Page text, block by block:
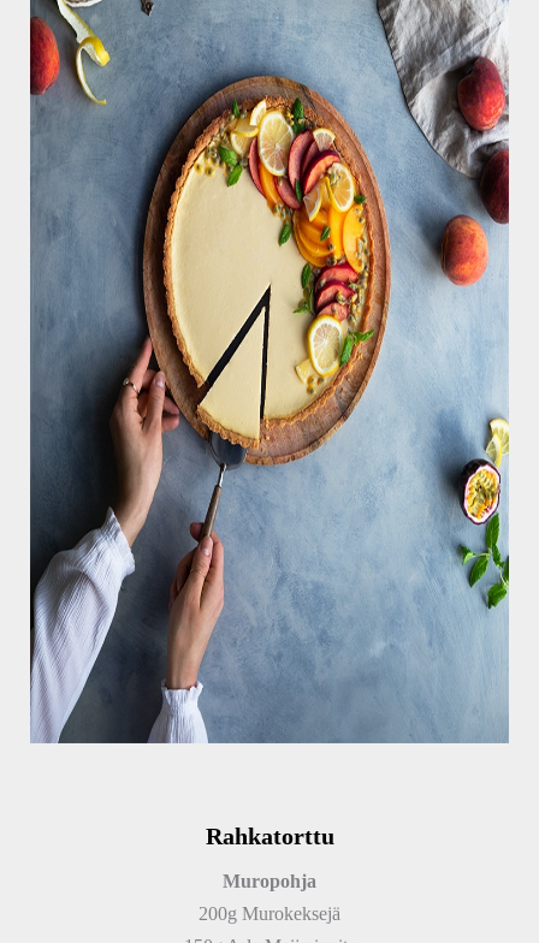
Rahkatorttu
Muropohja
200g Murokeksejä